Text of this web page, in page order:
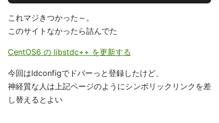
これマジきつかった～。
このサイトなかったら詰んでた
CentOS6 の libstdc++ を更新する
今回はldconfigでドバーっと登録したけど、
神経質な人は上記ページのようにシンボリックリンクを差
し替えるとよい